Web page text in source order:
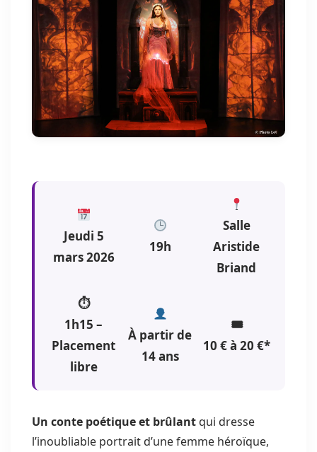
Jeudi 5
mars 2026
19h
Salle
Aristide
Briand
⏱
1h15 –
Placement
libre
À partir de
14 ans
🎟
10 € à 20 €*
Un conte poétique et brûlantqui dresse
l’inoubliable portrait d’une femme héroïque,